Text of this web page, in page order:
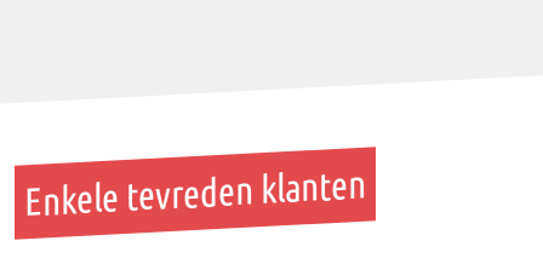
Enkele tevreden klanten